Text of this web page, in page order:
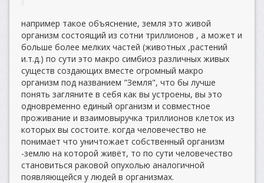
например такое объяснение, земля это живой
организм состоящий из сотни триллионов , а может и
больше более мелких частей (животных ,растений
и.т.д.) по сути это макро симбиоз различных живых
существ создающих вместе огромный макро
организм под названием "Земля", что бы лучше
понять загляните в себя как вы устроены, вы это
одновременно единый организм и совместное
проживание и взаимовыручка триллионов клеток из
которых вы состоите. когда человечество не
понимает что уничтожает собственный организм
-землю на которой живёт, то по сути человечество
становиться раковой опухолью аналогичной
появляющейся у людей в организмах.